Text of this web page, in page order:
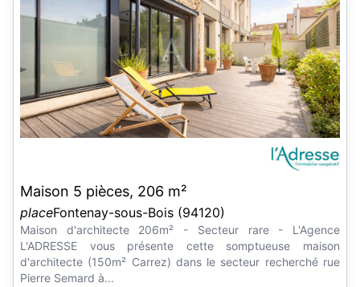
Maison 5 pièces, 206 m²
placeFontenay-sous-Bois (94120)
Maison d'architecte 206m² - Secteur rare - L'Agence
L'ADRESSE vous présente cette somptueuse maison
d'architecte (150m² Carrez) dans le secteur recherché rue
Pierre Semard à...